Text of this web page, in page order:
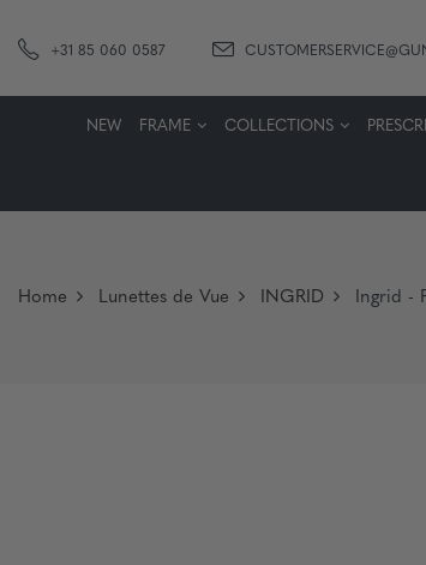
+31 85 060 0587
NEW FRAME COLLECTIONS
Home Lunettes de Vue INGRID Ingrid -